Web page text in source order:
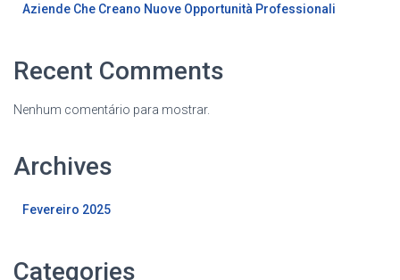
Aziende Che Creano Nuove Opportunità Professionali
Recent Comments
Nenhum comentário para mostrar.
Archives
Fevereiro 2025
Categories